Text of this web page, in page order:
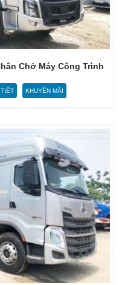
Chở Máy Công Trình
KHUYẾN MÃI